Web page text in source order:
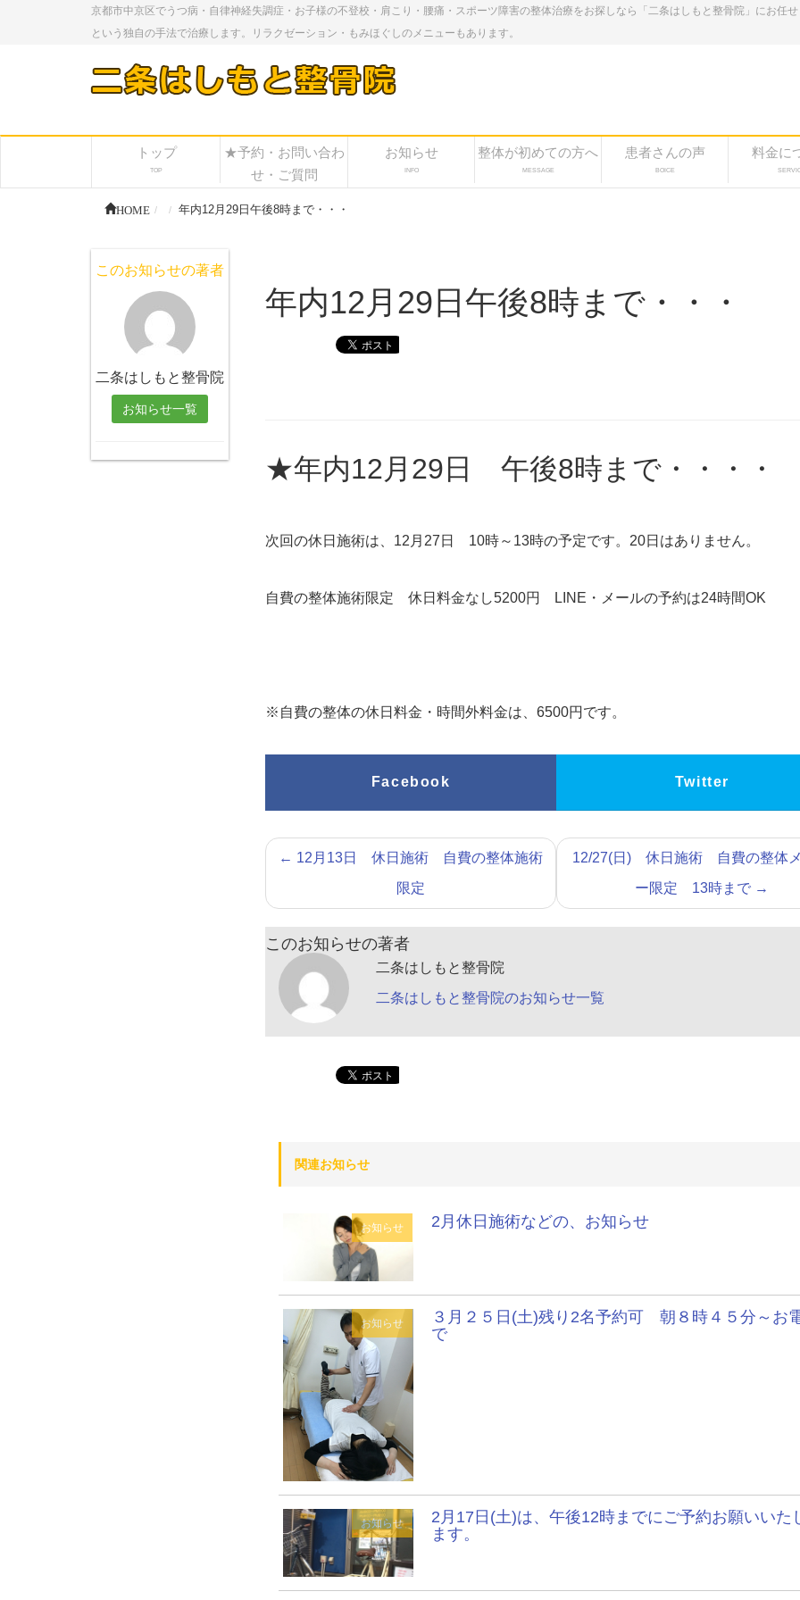
京都市中京区でうつ病・自律神経失調症・お子様の不登校・肩こり・腰痛・スポーツ障害の整体治療をお探しなら「二条はしもと整骨院」にお任
という独自の手法で治療します。リラクゼーション・もみほぐしのメニューもあります。
トップ
TOP
★予約・お問い合わ
せ・ご質問
お知らせ
INFO
整体が初めての方へ
MESSAGE
患者さんの声
BOICE
料金に
HOME 年内12月29日午後8時まで・・・
年内12月29日午後8時まで・・・
★年内12月29日 午後8時まで・・・・
次回の休日施術は、12月27日 10時～13時の予定です。20日はありません。
自費の整体施術限定 休日料金なし5200円 LINE・メールの予約は24時間OK
※自費の整体の休日料金・時間外料金は、6500円です。
Facebook Twitter
← 12月13日 休日施術 自費の整体施術
限定
12/27(日) 休日施術 自費の整体
ー限定 13時まで →
このお知らせの著者
二条はしもと整骨院
二条はしもと整骨院のお知らせ一覧
関連お知らせ
お知らせ 2月休日施術などの、お知らせ
お知らせ
３月２５日(土)残り2名予約可 朝８時４５分～お
で
お知らせ
2月17日(土)は、午後12時までにご予約お願いいた
ます。
このお知らせの著者
二条はしもと整骨院
お知らせ一覧